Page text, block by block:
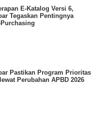
E-Katalog Versi 6,
Tegaskan Pentingnya
Pastikan Program Prioritas
Perubahan APBD 2026